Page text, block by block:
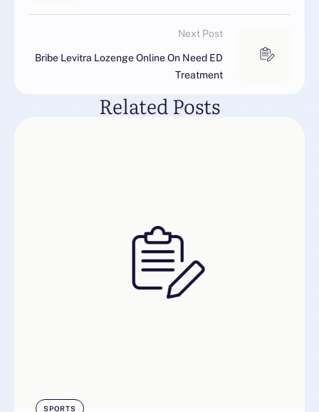
Next Post
Bribe Levitra Lozenge Online On Need ED
Treatment
Related Posts
SPORTS